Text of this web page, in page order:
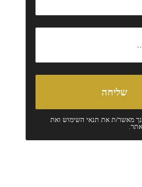
מאשר/ת את תנאי השימושואת